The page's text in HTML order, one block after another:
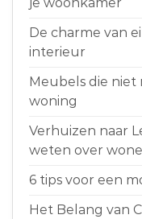
je woonkamer
De charme van
interieur
Meubels die
woning
Verhuizen naar
weten over
6 tips voor een
Het Belang van